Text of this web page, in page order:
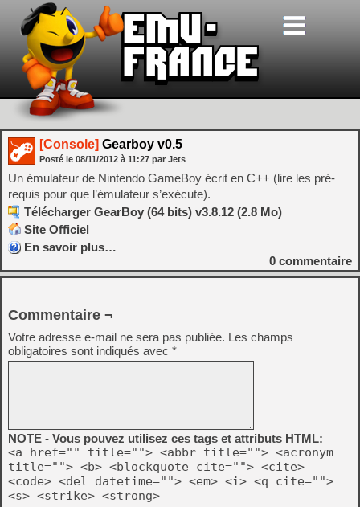
[Console] Gearboy v0.5
Posté le 08/11/2012 à 11:27 par Jets
Un émulateur de Nintendo GameBoy écrit en C++ (lire les pré-
requis pour que l’émulateur s’exécute).
Télécharger GearBoy (64 bits) v3.8.12 (2.8 Mo)
Site Officiel
En savoir plus…
0 commentaire
Commentaire ¬
Votre adresse e-mail ne sera pas publiée. Les champs
obligatoires sont indiqués avec *
NOTE - Vous pouvez utilisez ces tags et attributs HTML:
<a href="" title=""> <abbr title=""> <acronym
title=""> <b> <blockquote cite=""> <cite>
<code> <del datetime=""> <em> <i> <q cite="">
<s> <strike> <strong>